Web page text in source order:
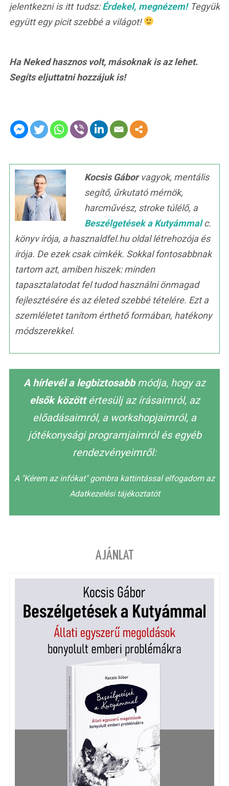
jelentkezni is itt tudsz:Érdekel, megnézem!Tegyük
együtt egy picit szebbé a világot!
Ha Neked hasznos volt, másoknak is az lehet.
Segíts eljuttatni hozzájuk is!
Kocsis Gáborvagyok, mentális
segítő, űrkutató mérnök,
harcművész, stroke túlélő, a
Beszélgetések a Kutyámmalc.
könyv írója, a hasznaldfel.hu oldal létrehozója és
írója. De ezek csak címkék. Sokkal fontosabbnak
tartom azt, amiben hiszek: minden
tapasztalatodat fel tudod használni önmagad
fejlesztésére és az életed szebbé tételére. Ezt a
szemléletet tanítom érthető formában, hatékony
módszerekkel.
A hírlevél a legbiztosabbmódja, hogy az
elsők közöttértesülj az írásaimról, az
előadásaimról, a workshopjaimról, a
jótékonysági programjaimról és egyéb
rendezvényeimről:
A "Kérem az infókat" gombra kattintással elfogadom az
Adatkezelési tájékoztatót
AJÁNLAT